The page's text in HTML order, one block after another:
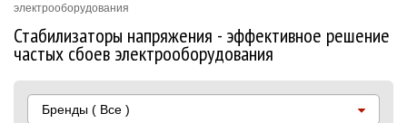
электрооборудования
Стабилизаторы напряжения - эффективное решение
частых сбоев электрооборудования
Бренды ( Все )